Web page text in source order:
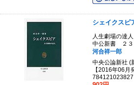
シェイクスピ
人生劇場の達人
中公新書 ２３
河合祥一郎
中央公論新社 (
【2016年06
784121023827